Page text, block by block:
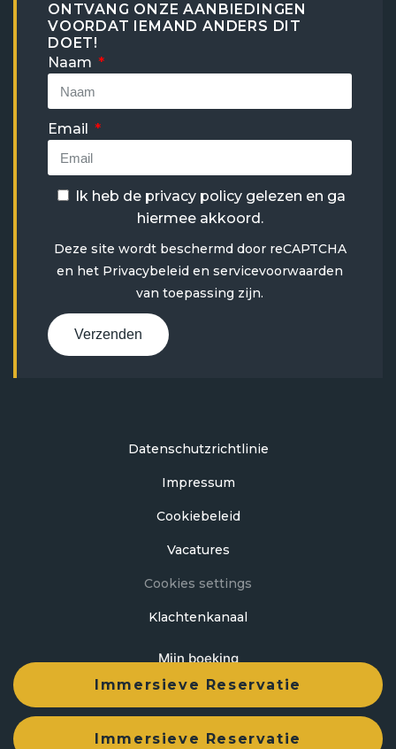
Immersieve Reservatie
Immersieve Reservatie
ONTVANG ONZE AANBIEDINGEN
VOORDAT IEMAND ANDERS DIT
DOET!
Naam
Email
Ik heb de privacy policy gelezen en ga
hiermee akkoord.
Deze site wordt beschermd door reCAPTCHA
en het Privacybeleid en servicevoorwaarden
van toepassing zijn.
Verzenden
Datenschutzrichtlinie
Impressum
Cookiebeleid
Vacatures
Cookies settings
Klachtenkanaal
Mijn boeking